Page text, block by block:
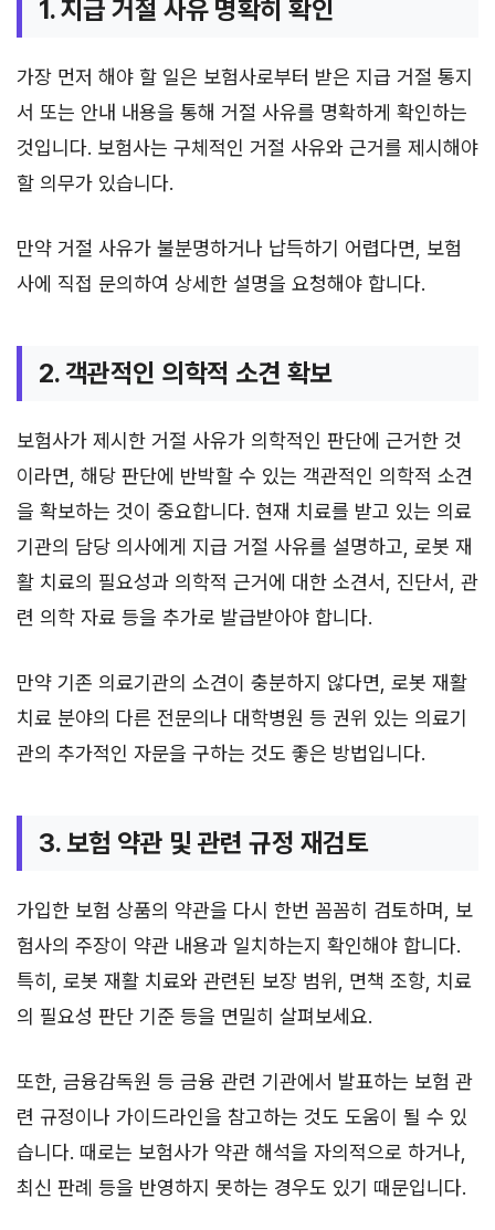
1. 지급 거절 사유 명확히 확인
가장 먼저 해야 할 일은 보험사로부터 받은 지급 거절 통지
서 또는 안내 내용을 통해 거절 사유를 명확하게 확인하는
것입니다. 보험사는 구체적인 거절 사유와 근거를 제시해야
할 의무가 있습니다.
만약 거절 사유가 불분명하거나 납득하기 어렵다면, 보험
사에 직접 문의하여 상세한 설명을 요청해야 합니다.
2. 객관적인 의학적 소견 확보
보험사가 제시한 거절 사유가 의학적인 판단에 근거한 것
이라면, 해당 판단에 반박할 수 있는 객관적인 의학적 소견
을 확보하는 것이 중요합니다. 현재 치료를 받고 있는 의료
기관의 담당 의사에게 지급 거절 사유를 설명하고, 로봇 재
활 치료의 필요성과 의학적 근거에 대한 소견서, 진단서, 관
련 의학 자료 등을 추가로 발급받아야 합니다.
만약 기존 의료기관의 소견이 충분하지 않다면, 로봇 재활
치료 분야의 다른 전문의나 대학병원 등 권위 있는 의료기
관의 추가적인 자문을 구하는 것도 좋은 방법입니다.
3. 보험 약관 및 관련 규정 재검토
가입한 보험 상품의 약관을 다시 한번 꼼꼼히 검토하며, 보
험사의 주장이 약관 내용과 일치하는지 확인해야 합니다.
특히, 로봇 재활 치료와 관련된 보장 범위, 면책 조항, 치료
의 필요성 판단 기준 등을 면밀히 살펴보세요.
또한, 금융감독원 등 금융 관련 기관에서 발표하는 보험 관
련 규정이나 가이드라인을 참고하는 것도 도움이 될 수 있
습니다. 때로는 보험사가 약관 해석을 자의적으로 하거나,
최신 판례 등을 반영하지 못하는 경우도 있기 때문입니다.